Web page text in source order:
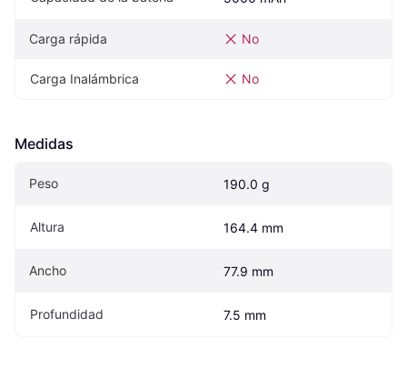
Carga rápida No
Carga Inalámbrica No
Medidas
Peso 190.0 g
Altura 164.4 mm
Ancho 77.9 mm
Profundidad 7.5 mm